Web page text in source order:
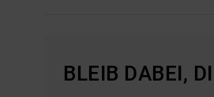
BLEIB DABEI,